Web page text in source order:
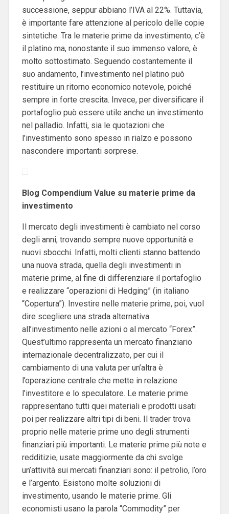
successione, seppur abbiano l’IVA al 22%. Tuttavia,
è importante fare attenzione al pericolo delle copie
sintetiche. Tra le materie prime da investimento, c’è
il platino ma, nonostante il suo immenso valore, è
molto sottostimato. Seguendo costantemente il
suo andamento, l’investimento nel platino può
restituire un ritorno economico notevole, poiché
sempre in forte crescita. Invece, per diversificare il
portafoglio può essere utile anche un investimento
nel palladio. Infatti, sia le quotazioni che
l’investimento sono spesso in rialzo e possono
nascondere importanti sorprese.
Blog Compendium Value su materie prime da
investimento
Il mercato degli investimenti è cambiato nel corso
degli anni, trovando sempre nuove opportunità e
nuovi sbocchi. Infatti, molti clienti stanno battendo
una nuova strada, quella degli investimenti in
materie prime, al fine di differenziare il portafoglio
e realizzare “operazioni di Hedging” (in italiano
“Copertura”). Investire nelle materie prime, poi, vuol
dire scegliere una strada alternativa
all’investimento nelle azioni o al mercato “Forex”.
Quest’ultimo rappresenta un mercato finanziario
internazionale decentralizzato, per cui il
cambiamento di una valuta per un’altra è
l’operazione centrale che mette in relazione
l’investitore e lo speculatore. Le materie prime
rappresentano tutti quei materiali e prodotti usati
poi per realizzare altri tipi di beni. Il trader trova
proprio nelle materie prime uno degli strumenti
finanziari più importanti. Le materie prime più note e
redditizie, usate maggiormente da chi svolge
un’attività sui mercati finanziari sono: il petrolio, l’oro
e l’argento. Esistono molte soluzioni di
investimento, usando le materie prime. Gli
economisti usano la parola “Commodity” per